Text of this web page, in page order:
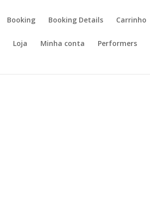
Booking Booking Details Carrinho
Loja Minha conta Performers